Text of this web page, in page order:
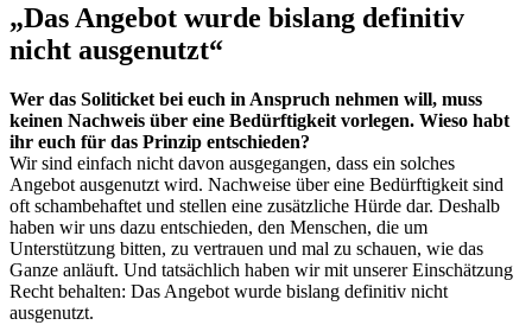
„Das Angebot wurde bislang definitiv
nicht ausgenutzt“
Wer das Soliticket bei euch in Anspruch nehmen will, muss
keinen Nachweis über eine Bedürftigkeit vorlegen. Wieso habt
ihr euch für das Prinzip entschieden?
Wir sind einfach nicht davon ausgegangen, dass ein solches
Angebot ausgenutzt wird. Nachweise über eine Bedürftigkeit sind
oft schambehaftet und stellen eine zusätzliche Hürde dar. Deshalb
haben wir uns dazu entschieden, den Menschen, die um
Unterstützung bitten, zu vertrauen und mal zu schauen, wie das
Ganze anläuft. Und tatsächlich haben wir mit unserer Einschätzung
Recht behalten: Das Angebot wurde bislang definitiv nicht
ausgenutzt.